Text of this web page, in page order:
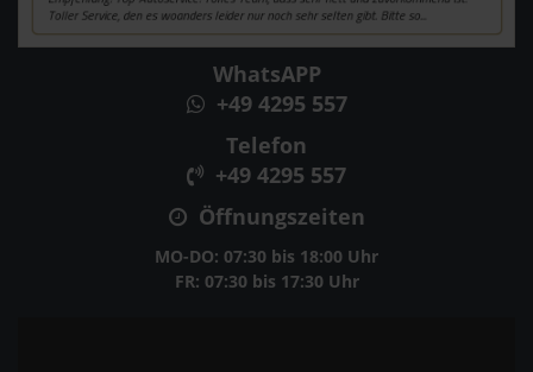
WhatsAPP
+49 4295 557
Telefon
+49 4295 557
Öffnungszeiten
MO-DO: 07:30 bis 18:00 Uhr
FR: 07:30 bis 17:30 Uhr